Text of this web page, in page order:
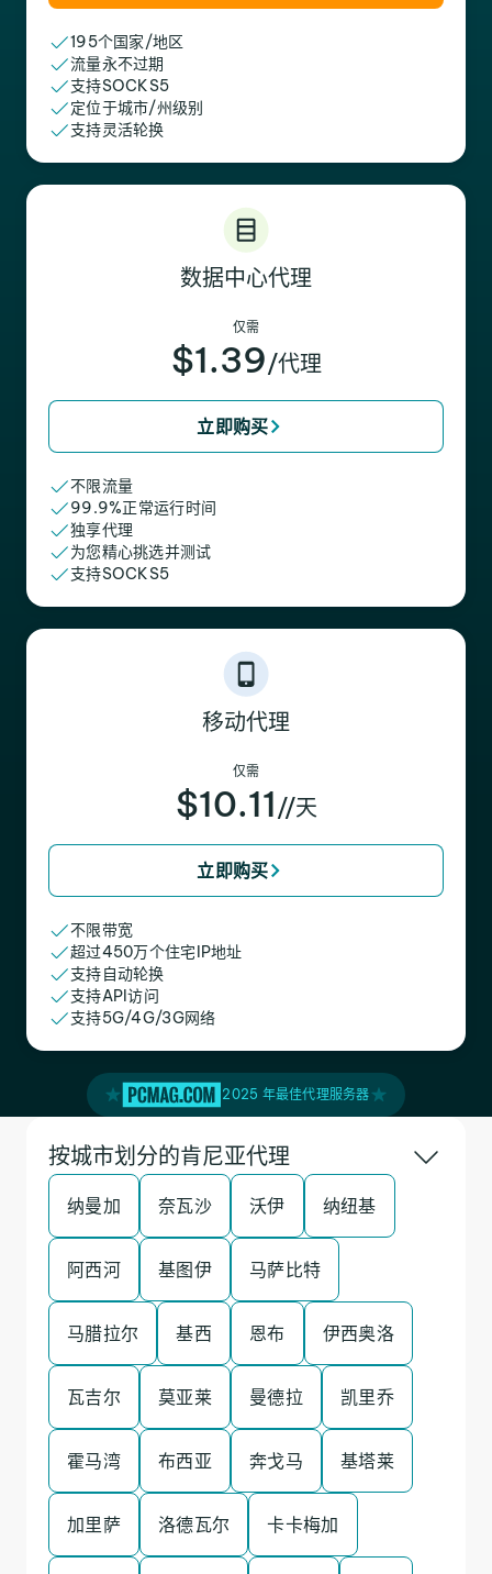
195个国家/地区
流量永不过期
支持SOCKS5
定位于城市/州级别
支持灵活轮换
数据中心代理
仅需
$1.39/代理
立即购买
不限流量
99.9%正常运行时间
独享代理
为您精心挑选并测试
支持SOCKS5
移动代理
仅需
$10.11 //天
立即购买
不限带宽
超过450万个住宅IP地址
支持自动轮换
支持API访问
支持5G/4G/3G网络
2025 年最佳代理服务器
按城市划分的肯尼亚代理
纳曼加 奈瓦沙 沃伊 纳纽基
阿西河 基图伊 马萨比特
马腊拉尔 基西 恩布 伊西奥洛
瓦吉尔 莫亚莱 曼德拉 凯里乔
霍马湾 布西亚 奔戈马 基塔莱
加里萨 洛德瓦尔 卡卡梅加